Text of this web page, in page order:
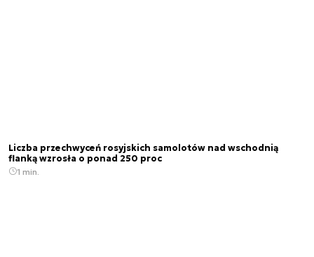
Liczba przechwyceń rosyjskich samolotów nad wschodnią
flanką wzrosła o ponad 250 proc
1 min.